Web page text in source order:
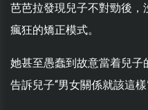
芭芭拉發現兒子不對勁後，
瘋狂的矯正模式。
她甚至愚蠢到故意當着兒
告訴兒子“男女關係就該這樣”